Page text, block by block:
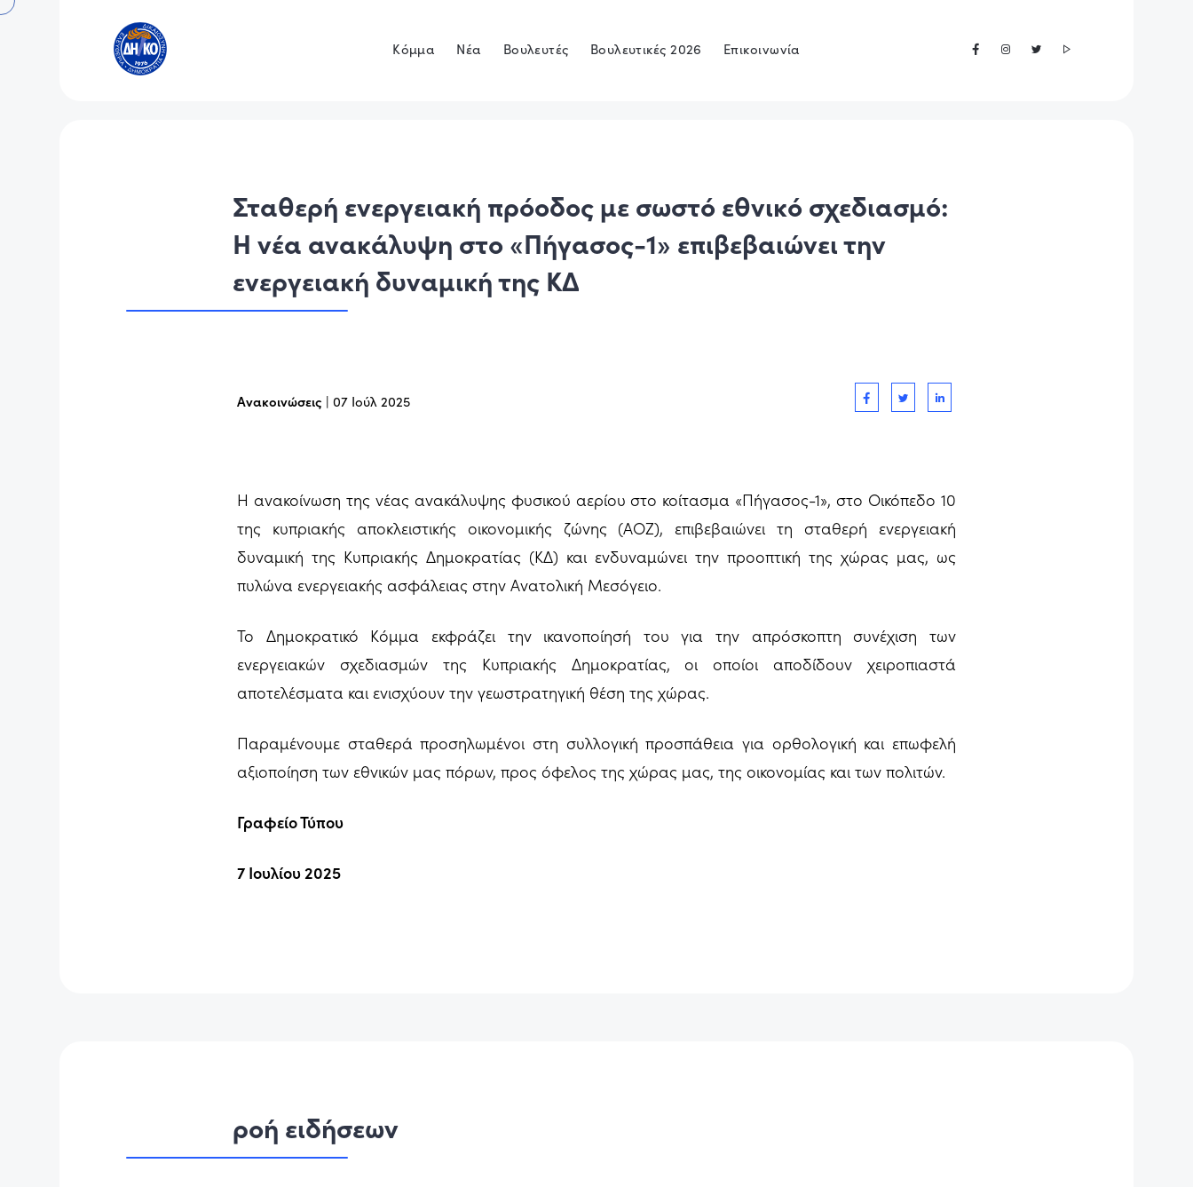
Κόμμα Νέα Βουλευτές Βουλευτικές 2026 Επικοινωνία
Σταθερή ενεργειακή πρόοδος με σωστό εθνικό σχεδιασμό:
Η νέα ανακάλυψη στο «Πήγασος-1» επιβεβαιώνει την
ενεργειακή δυναμική της ΚΔ
Ανακοινώσεις | 07 Ιούλ 2025
Η ανακοίνωση της νέας ανακάλυψης φυσικού αερίου στο κοίτασμα «Πήγασος-1», στο Οικόπεδο 10
της κυπριακής αποκλειστικής οικονομικής ζώνης (ΑΟΖ), επιβεβαιώνει τη σταθερή ενεργειακή
δυναμική της Κυπριακής Δημοκρατίας (ΚΔ) και ενδυναμώνει την προοπτική της χώρας μας, ως
πυλώνα ενεργειακής ασφάλειας στην Ανατολική Μεσόγειο.
Το Δημοκρατικό Κόμμα εκφράζει την ικανοποίησή του για την απρόσκοπτη συνέχιση των
ενεργειακών σχεδιασμών της Κυπριακής Δημοκρατίας, οι οποίοι αποδίδουν χειροπιαστά
αποτελέσματα και ενισχύουν την γεωστρατηγική θέση της χώρας.
Παραμένουμε σταθερά προσηλωμένοι στη συλλογική προσπάθεια για ορθολογική και επωφελή
αξιοποίηση των εθνικών μας πόρων, προς όφελος της χώρας μας, της οικονομίας και των πολιτών.
Γραφείο Τύπου
7 Ιουλίου 2025
ροή ειδήσεων